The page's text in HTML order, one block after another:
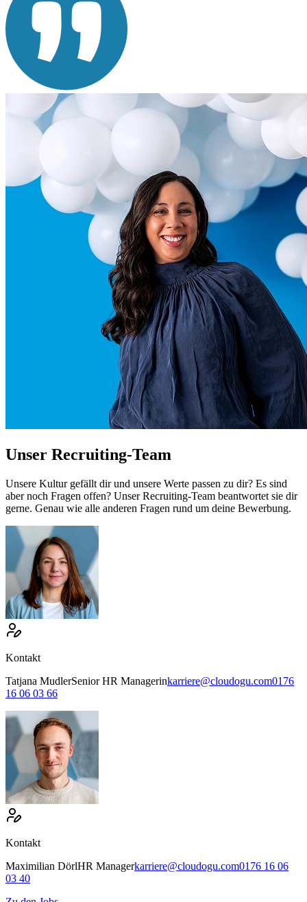
Unser Recruiting-Team
Unsere Kultur gefällt dir und unsere Werte passen zu dir? Es sind
aber noch Fragen offen? Unser Recruiting-Team beantwortet sie dir
gerne. Genau wie alle anderen Fragen rund um deine Bewerbung.
Kontakt
Tatjana MudlerSenior HR Managerinkarriere@cloudogu.com0176
16 06 03 66
Kontakt
Maximilian DörlHR Managerkarriere@cloudogu.com0176 16 06
03 40